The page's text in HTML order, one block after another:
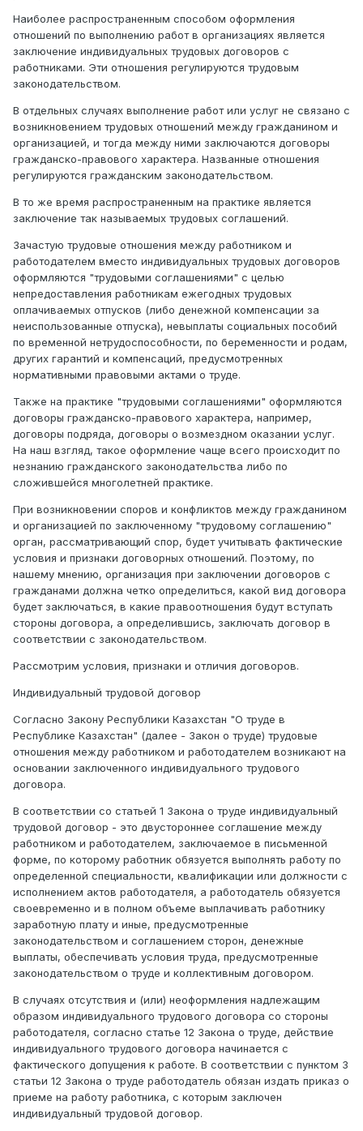
Наиболее распространенным способом оформления
отношений по выполнению работ в организациях является
заключение индивидуальных трудовых договоров с
работниками. Эти отношения регулируются трудовым
законодательством.
В отдельных случаях выполнение работ или услуг не связано с
возникновением трудовых отношений между гражданином и
организацией, и тогда между ними заключаются договоры
гражданско-правового характера. Названные отношения
регулируются гражданским законодательством.
В то же время распространенным на практике является
заключение так называемых трудовых соглашений.
Зачастую трудовые отношения между работником и
работодателем вместо индивидуальных трудовых договоров
оформляются "трудовыми соглашениями" с целью
непредоставления работникам ежегодных трудовых
оплачиваемых отпусков (либо денежной компенсации за
неиспользованные отпуска), невыплаты социальных пособий
по временной нетрудоспособности, по беременности и родам,
других гарантий и компенсаций, предусмотренных
нормативными правовыми актами о труде.
Также на практике "трудовыми соглашениями" оформляются
договоры гражданско-правового характера, например,
договоры подряда, договоры о возмездном оказании услуг.
На наш взгляд, такое оформление чаще всего происходит по
незнанию гражданского законодательства либо по
сложившейся многолетней практике.
При возникновении споров и конфликтов между гражданином
и организацией по заключенному "трудовому соглашению"
орган, рассматривающий спор, будет учитывать фактические
условия и признаки договорных отношений. Поэтому, по
нашему мнению, организация при заключении договоров с
гражданами должна четко определиться, какой вид договора
будет заключаться, в какие правоотношения будут вступать
стороны договора, а определившись, заключать договор в
соответствии с законодательством.
Рассмотрим условия, признаки и отличия договоров.
Индивидуальный трудовой договор
Согласно Закону Республики Казахстан "О труде в
Республике Казахстан" (далее - Закон о труде) трудовые
отношения между работником и работодателем возникают на
основании заключенного индивидуального трудового
договора.
В соответствии со статьей 1 Закона о труде индивидуальный
трудовой договор - это двустороннее соглашение между
работником и работодателем, заключаемое в письменной
форме, по которому работник обязуется выполнять работу по
определенной специальности, квалификации или должности с
исполнением актов работодателя, а работодатель обязуется
своевременно и в полном объеме выплачивать работнику
заработную плату и иные, предусмотренные
законодательством и соглашением сторон, денежные
выплаты, обеспечивать условия труда, предусмотренные
законодательством о труде и коллективным договором.
В случаях отсутствия и (или) неоформления надлежащим
образом индивидуального трудового договора со стороны
работодателя, согласно статье 12 Закона о труде, действие
индивидуального трудового договора начинается с
фактического допущения к работе. В соответствии с пунктом 3
статьи 12 Закона о труде работодатель обязан издать приказ о
приеме на работу работника, с которым заключен
индивидуальный трудовой договор.